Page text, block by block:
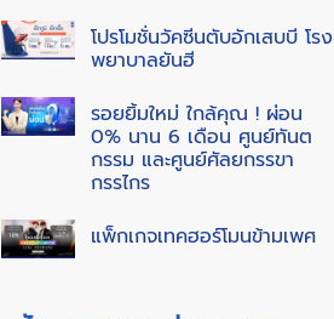
โปรโมชั่นวัคซีนตับอักเสบบี โรง
พยาบาลยันฮี
รอยยิ้มใหม่ ใกล้คุณ ! ผ่อน
0% นาน 6 เดือน ศูนย์ทันต
กรรม และศูนย์ศัลยกรรขา
กรรไกร
แพ็กเกจเทคฮอร์โมนข้ามเพศ